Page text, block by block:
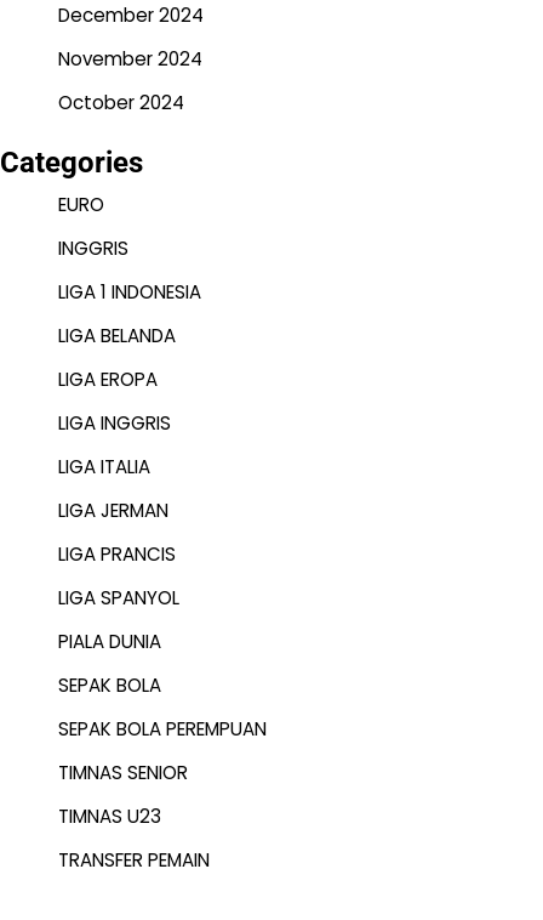
December 2024
November 2024
October 2024
Categories
EURO
INGGRIS
LIGA 1 INDONESIA
LIGA BELANDA
LIGA EROPA
LIGA INGGRIS
LIGA ITALIA
LIGA JERMAN
LIGA PRANCIS
LIGA SPANYOL
PIALA DUNIA
SEPAK BOLA
SEPAK BOLA PEREMPUAN
TIMNAS SENIOR
TIMNAS U23
TRANSFER PEMAIN